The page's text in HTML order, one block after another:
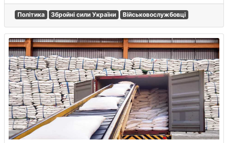
Політика Збройні сили України Військовослужбовці